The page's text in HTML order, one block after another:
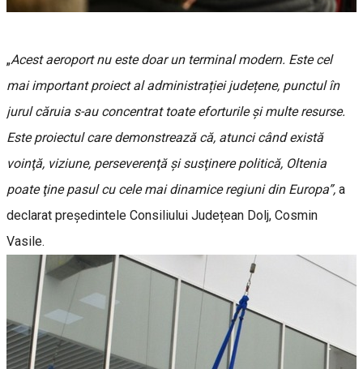
„Acest aeroport nu este doar un terminal modern. Este cel
mai important proiect al administrației județene, punctul în
jurul căruia s-au concentrat toate eforturile şi multe resurse.
Este proiectul care demonstrează că, atunci când există
voinţă, viziune, perseverenţă şi susţinere politică, Oltenia
poate ţine pasul cu cele mai dinamice regiuni din Europa”, a
declarat președintele Consiliului Județean Dolj, Cosmin
Vasile.